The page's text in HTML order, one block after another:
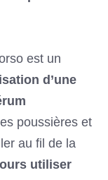
est un
d’une
poussières et
au fil de la
utiliser